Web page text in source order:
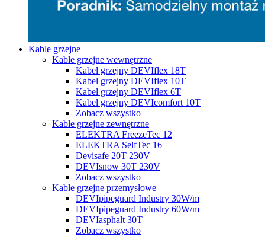
Kable grzejne
Kable grzejne wewnętrzne
Kabel grzejny DEVIflex 18T
Kabel grzejny DEVIflex 10T
Kabel grzejny DEVIflex 6T
Kabel grzejny DEVIcomfort 10T
Zobacz wszystko
Kable grzejne zewnętrzne
ELEKTRA FreezeTec 12
ELEKTRA SelfTec 16
Devisafe 20T 230V
DEVIsnow 30T 230V
Zobacz wszystko
Kable grzejne przemysłowe
DEVIpipeguard Industry 30W/m
DEVIpipeguard Industry 60W/m
DEVIasphalt 30T
Zobacz wszystko